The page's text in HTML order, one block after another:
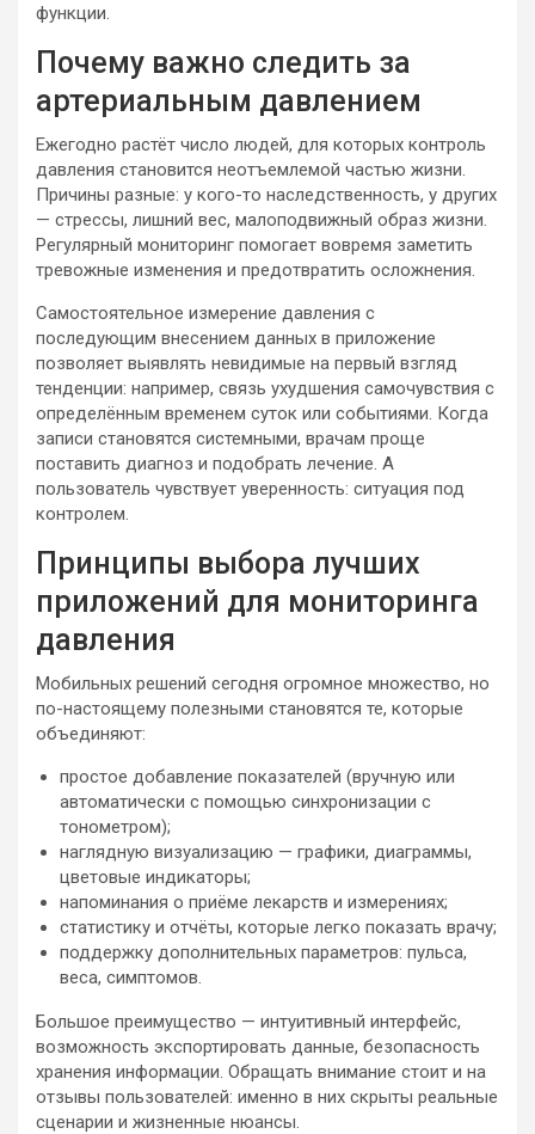
функции.
Почему важно следить за
артериальным давлением
Ежегодно растёт число людей, для которых контроль
давления становится неотъемлемой частью жизни.
Причины разные: у кого-то наследственность, у других
— стрессы, лишний вес, малоподвижный образ жизни.
Регулярный мониторинг помогает вовремя заметить
тревожные изменения и предотвратить осложнения.
Самостоятельное измерение давления с
последующим внесением данных в приложение
позволяет выявлять невидимые на первый взгляд
тенденции: например, связь ухудшения самочувствия с
определённым временем суток или событиями. Когда
записи становятся системными, врачам проще
поставить диагноз и подобрать лечение. А
пользователь чувствует уверенность: ситуация под
контролем.
Принципы выбора лучших
приложений для мониторинга
давления
Мобильных решений сегодня огромное множество, но
по-настоящему полезными становятся те, которые
объединяют:
простое добавление показателей (вручную или
автоматически с помощью синхронизации с
тонометром);
наглядную визуализацию — графики, диаграммы,
цветовые индикаторы;
напоминания о приёме лекарств и измерениях;
статистику и отчёты, которые легко показать врачу;
поддержку дополнительных параметров: пульса,
веса, симптомов.
Большое преимущество — интуитивный интерфейс,
возможность экспортировать данные, безопасность
хранения информации. Обращать внимание стоит и на
отзывы пользователей: именно в них скрыты реальные
сценарии и жизненные нюансы.